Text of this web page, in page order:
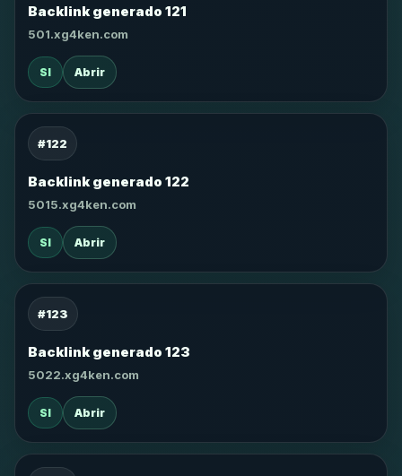
Backlink generado 121
501.xg4ken.com
SI Abrir
#122
Backlink generado 122
5015.xg4ken.com
SI Abrir
#123
Backlink generado 123
5022.xg4ken.com
SI Abrir